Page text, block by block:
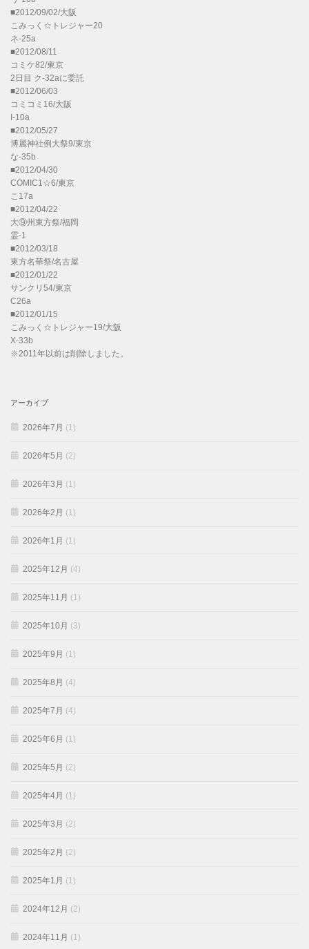
■2012/09/02/大阪
こみっく☆トレジャー20
ネ-25a
■2012/08/11
コミケ82/東京
2日目 ク-32aに委託
■2012/06/03
コミコミ16/大阪
I-10a
■2012/05/27
博麗神社例大祭9/東京
な-35b
■2012/04/30
COMIC1☆6/東京
こ17a
■2012/04/22
大⑨州東方祭/福岡
霊-1
■2012/03/18
東方名華祭/名古屋
■2012/01/22
サンクリ54/東京
C26a
■2012/01/15
こみっく☆トレジャー19/大阪
X-33b
※2011年以前は削除しました。
アーカイブ
2026年7月 (1)
2026年5月 (2)
2026年3月 (1)
2026年2月 (1)
2026年1月 (1)
2025年12月 (4)
2025年11月 (1)
2025年10月 (3)
2025年9月 (1)
2025年8月 (4)
2025年7月 (4)
2025年6月 (1)
2025年5月 (2)
2025年4月 (1)
2025年3月 (2)
2025年2月 (2)
2025年1月 (1)
2024年12月 (2)
2024年11月 (1)